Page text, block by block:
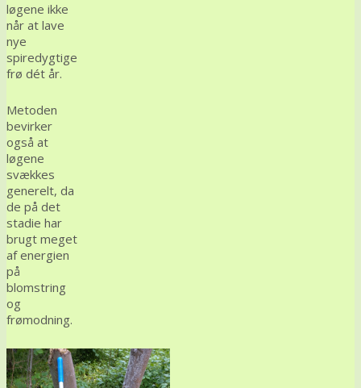
løgene ikke
når at lave
nye
spiredygtige
frø dét år.
Metoden
bevirker
også at
løgene
svækkes
generelt, da
de på det
stadie har
brugt meget
af energien
på
blomstring
og
frømodning.